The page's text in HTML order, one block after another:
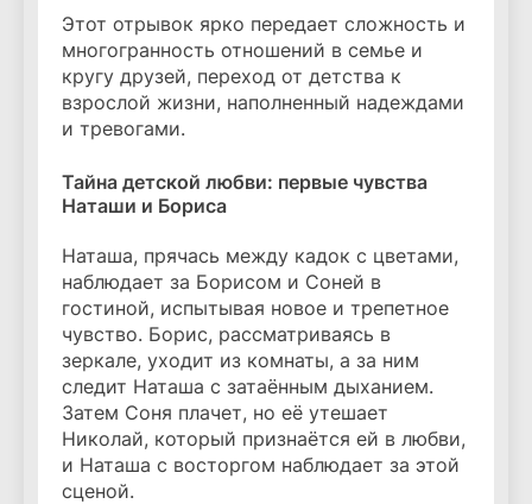
Этот отрывок ярко передает сложность и
многогранность отношений в семье и
кругу друзей, переход от детства к
взрослой жизни, наполненный надеждами
и тревогами.
Тайна детской любви: первые чувства
Наташи и Бориса
Наташа, прячась между кадок с цветами,
наблюдает за Борисом и Соней в
гостиной, испытывая новое и трепетное
чувство. Борис, рассматриваясь в
зеркале, уходит из комнаты, а за ним
следит Наташа с затаённым дыханием.
Затем Соня плачет, но её утешает
Николай, который признаётся ей в любви,
и Наташа с восторгом наблюдает за этой
сценой.